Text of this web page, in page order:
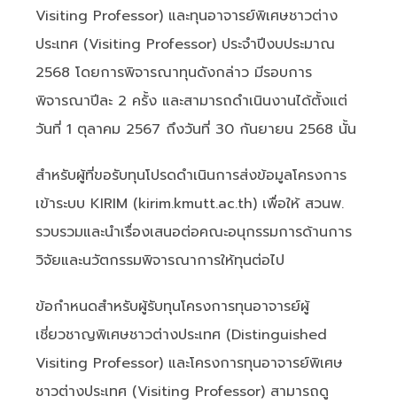
Visiting Professor) และทุนอาจารย์พิเศษชาวต่าง
ประเทศ (Visiting Professor) ประจำปีงบประมาณ
2568 โดยการพิจารณาทุนดังกล่าว มีรอบการ
พิจารณาปีละ 2 ครั้ง และสามารถดำเนินงานได้ตั้งแต่
วันที่ 1 ตุลาคม 2567 ถึงวันที่ 30 กันยายน 2568 นั้น
สำหรับผู้ที่ขอรับทุนโปรดดำเนินการส่งข้อมูลโครงการ
เข้าระบบ KIRIM (kirim.kmutt.ac.th) เพื่อให้ สวนพ.
รวบรวมและนำเรื่องเสนอต่อคณะอนุกรรมการด้านการ
วิจัยและนวัตกรรมพิจารณาการให้ทุนต่อไป
ข้อกำหนดสำหรับผู้รับทุนโครงการทุนอาจารย์ผู้
เชี่ยวชาญพิเศษชาวต่างประเทศ (Distinguished
Visiting Professor) และโครงการทุนอาจารย์พิเศษ
ชาวต่างประเทศ (Visiting Professor) สามารถดู